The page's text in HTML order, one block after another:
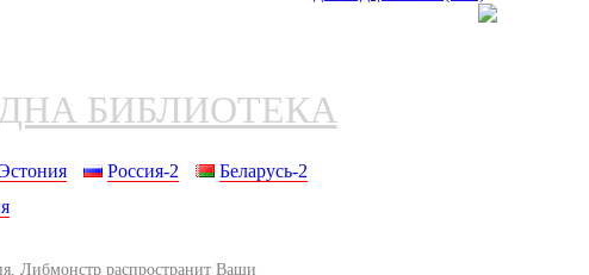
БИБЛИОТЕКА
Россия-2
Беларусь-2
Либмонстр распространит Ваши